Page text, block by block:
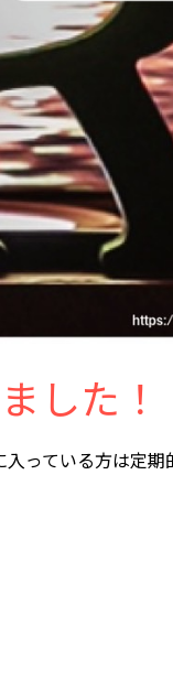
した！
っている方は定期